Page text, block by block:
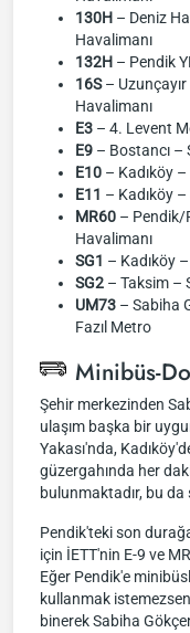
130H – Deniz
Havalimanı
132H – Pendik
16S–
Havalimanı
E3 – 4. Levent
E9 – Bostancı –
E10 – Kadıköy
E11 – Kadıköy
MR60 – Pendik/
Havalimanı
SG1 – Kadıköy
SG2 – Taksim –
UM73 – Sabiha
Fazıl Metro
Minibüs-
Şehir merkezinden
ulaşım başka bir
Yakası'nda,
güzergahında her
bulunmaktadır, bu da
Pendik'teki son
için İETT'nin E-9 ve
Eğer Pendik'e
kullanmak
binerek Sabiha